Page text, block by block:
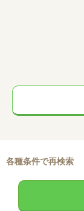
各種条件で再検索